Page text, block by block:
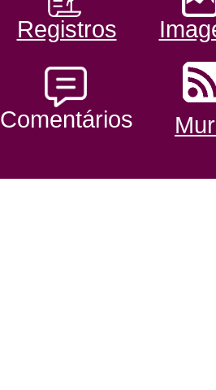
Registros
Comentários